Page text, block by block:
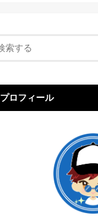
プロフィール